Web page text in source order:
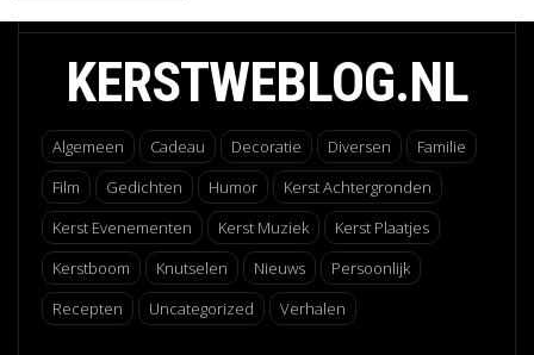
KERSTWEBLOG.NL
Algemeen Cadeau Decoratie Diversen
Familie
Film
Gedichten Humor
Kerst Achtergronden
Kerst Evenementen
Kerst Muziek
Kerst Plaatjes
Kerstboom
Knutselen Nieuws
Persoonlijk
Recepten
Uncategorized Verhalen